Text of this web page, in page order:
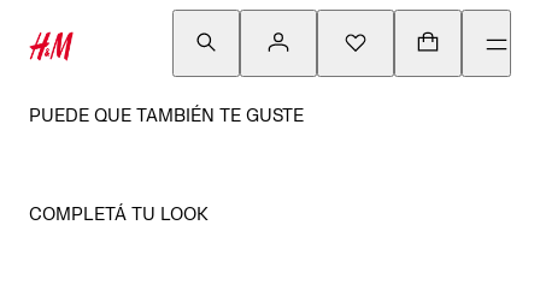
PUEDE QUE TAMBIÉN TE GUSTE
COMPLETÁ TU LOOK